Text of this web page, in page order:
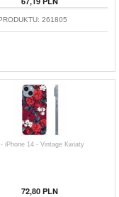
261805
iPhone 14 - Vintage Kwiaty
72,80 PLN